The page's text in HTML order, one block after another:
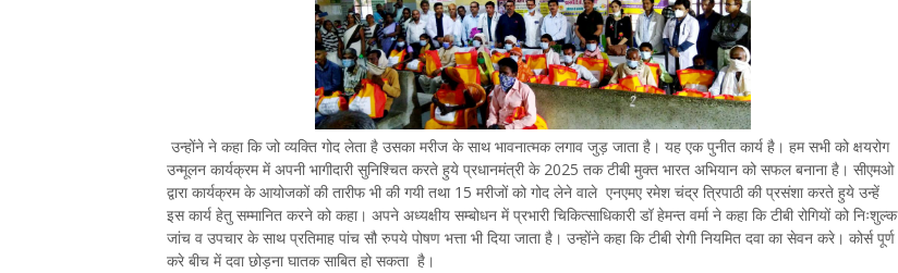
उन्होंने ने कहा कि जो व्यक्ति गोद लेता है उसका मरीज के साथ भावनात्मक लगाव जुड़ जाता है। यह एक पुनीत कार्य है। हम सभी को क्षयरोग
उन्मूलन कार्यक्रम में अपनी भागीदारी सुनिश्चित करते हुये प्रधानमंत्री के 2025 तक टीबी मुक्त भारत अभियान को सफल बनाना है। सीएमओ
द्वारा कार्यक्रम के आयोजकों की तारीफ भी की गयी तथा 15 मरीजों को गोद लेने वाले एनएमए रमेश चंद्र त्रिपाठी की प्रसंशा करते हुये उन्हें
इस कार्य हेतु सम्मानित करने को कहा। अपने अध्यक्षीय सम्बोधन में प्रभारी चिकित्साधिकारी डॉ हेमन्त वर्मा ने कहा कि टीबी रोगियों को निःशुल्क
जांच व उपचार के साथ प्रतिमाह पांच सौ रुपये पोषण भत्ता भी दिया जाता है। उन्होंने कहा कि टीबी रोगी नियमित दवा का सेवन करे। कोर्स पूर्ण
करे बीच में दवा छोड़ना घातक साबित हो सकता है।